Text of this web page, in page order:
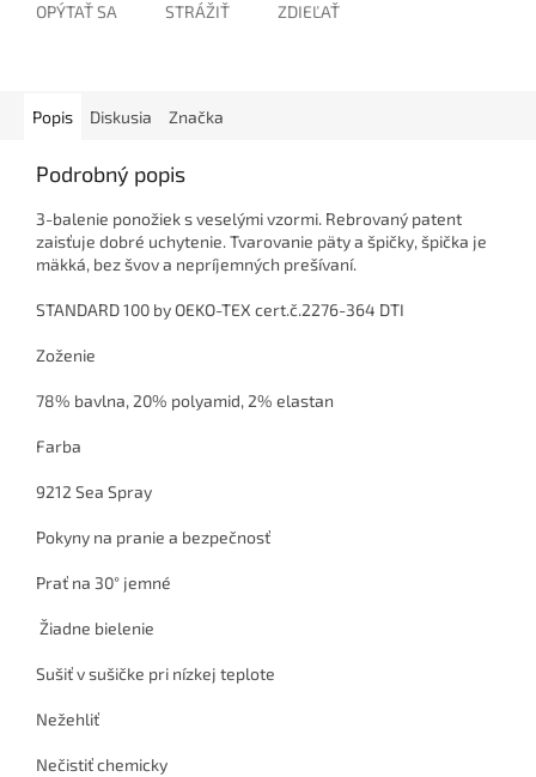
OPÝTAŤ SA STRÁŽIŤ ZDIEĽAŤ
Popis Diskusia Značka
Podrobný popis
3-balenie ponožiek s veselými vzormi. Rebrovaný patent
zaisťuje dobré uchytenie. Tvarovanie päty a špičky, špička je
mäkká, bez švov a nepríjemných prešívaní.
STANDARD 100 by OEKO-TEX cert.č.2276-364 DTI
Zoženie
78% bavlna, 20% polyamid, 2% elastan
Farba
9212 Sea Spray
Pokyny na pranie a bezpečnosť
Prať na 30° jemné
Žiadne bielenie
Sušiť v sušičke pri nízkej teplote
Nežehliť
Nečistiť chemicky